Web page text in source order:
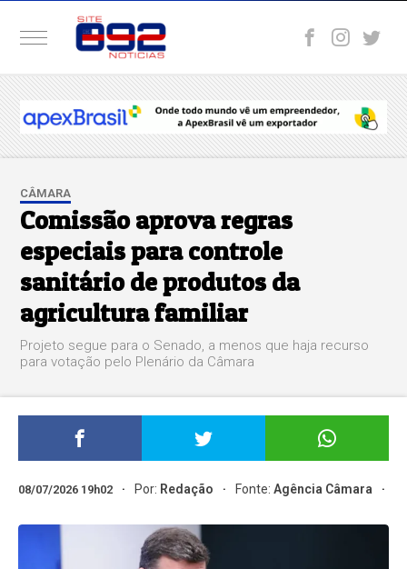
CÂMARA
Comissão aprova regras
especiais para controle
sanitário de produtos da
agricultura familiar
Projeto segue para o Senado, a menos que haja recurso
para votação pelo Plenário da Câmara
08/07/2026 19h02 Por: Redação Fonte:Agência Câmara